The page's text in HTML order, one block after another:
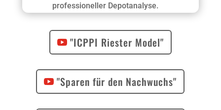
professioneller Depotanalyse.
"ICPPI Riester Model"
"Sparen für den Nachwuchs"